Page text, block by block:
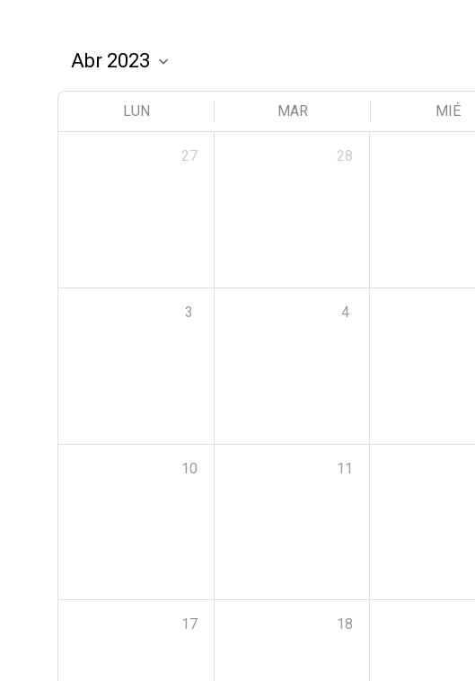
LUN MAR MIÉ
27 28
3 4
10 11
17 18